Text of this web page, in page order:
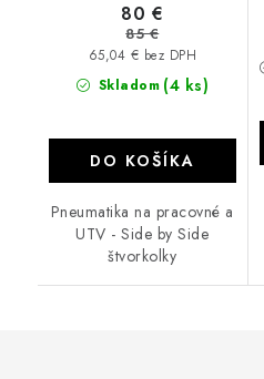
Skladom (4 ks)
65,04 € bez DPH
80 €
85 €
DO KOŠÍKA
Pneumatika na pracovné a
UTV - Side by Side
štvorkolky